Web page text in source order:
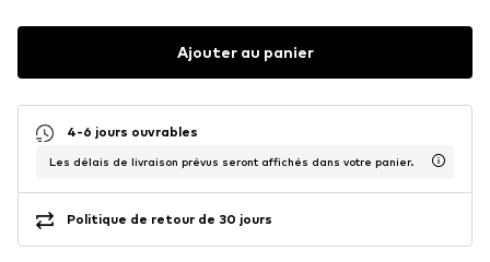
Ajouter au panier
4-6 jours ouvrables
Les délais de livraison prévus seront affichés dans votre panier.
Politique de retour de 30 jours